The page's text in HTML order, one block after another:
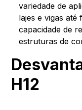
variedade de
lajes e vigas até
capacidade de
estruturas de
H12